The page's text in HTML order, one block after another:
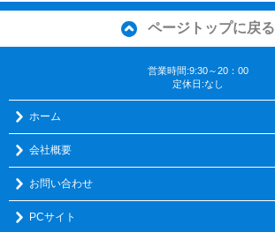
ページトップに戻る
営業時間:9:30～20：00
定休日:なし
ホーム
会社概要
お問い合わせ
PCサイト